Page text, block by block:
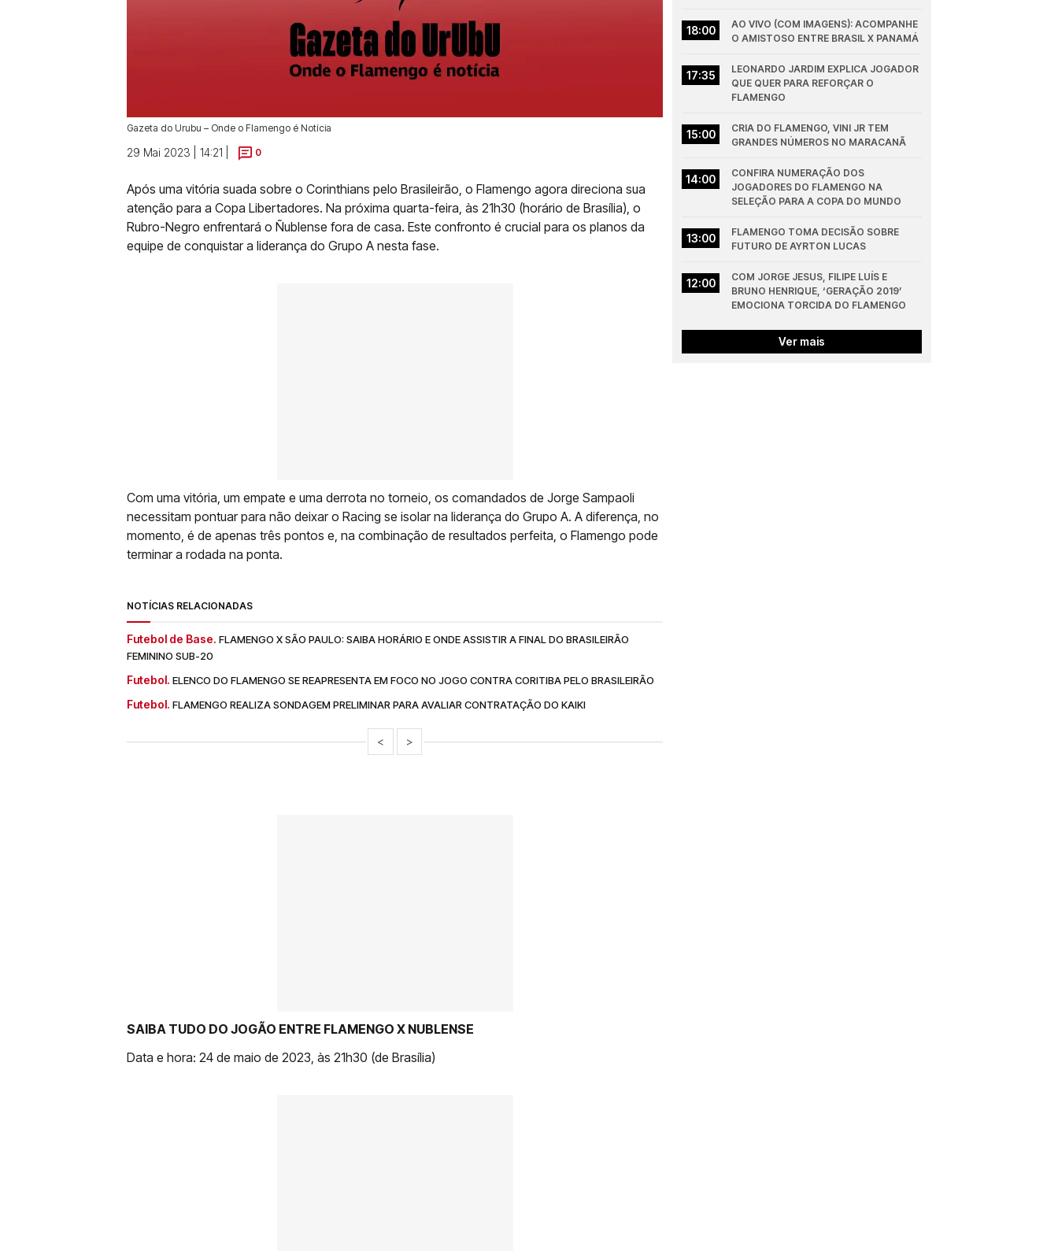
Gazeta do Urubu – Onde o Flamengo é Notícia
29 Mai 2023 | 14:21 | 0
Após uma vitória suada sobre o Corinthians pelo Brasileirão, o Flamengo agora direciona sua
atenção para a Copa Libertadores. Na próxima quarta-feira, às 21h30 (horário de Brasília), o
Rubro-Negro enfrentará o Ñublense fora de casa. Este confronto é crucial para os planos da
equipe de conquistar a liderança do Grupo A nesta fase.
Com uma vitória, um empate e uma derrota no torneio, os comandados de Jorge Sampaoli
necessitam pontuar para não deixar o Racing se isolar na liderança do Grupo A. A diferença, no
momento, é de apenas três pontos e, na combinação de resultados perfeita, o Flamengo pode
terminar a rodada na ponta.
NOTÍCIAS RELACIONADAS
Futebol de Base. FLAMENGO X SÃO PAULO: SAIBA HORÁRIO E ONDE ASSISTIR A FINAL DO BRASILEIRÃO
FEMININO SUB-20
Futebol. ELENCO DO FLAMENGO SE REAPRESENTA EM FOCO NO JOGO CONTRA CORITIBA PELO BRASILEIRÃO
Futebol. FLAMENGO REALIZA SONDAGEM PRELIMINAR PARA AVALIAR CONTRATAÇÃO DO KAIKI
< >
SAIBA TUDO DO JOGÃO ENTRE FLAMENGO X NUBLENSE
Data e hora: 24 de maio de 2023, às 21h30 (de Brasília)
18:00
AO VIVO (COM IMAGENS): ACOMPANHE
O AMISTOSO ENTRE BRASIL X PANAMÁ
17:35
LEONARDO JARDIM EXPLICA JOGADOR
QUE QUER PARA REFORÇAR O
FLAMENGO
15:00
CRIA DO FLAMENGO, VINI JR TEM
GRANDES NÚMEROS NO MARACANÃ
14:00
CONFIRA NUMERAÇÃO DOS
JOGADORES DO FLAMENGO NA
SELEÇÃO PARA A COPA DO MUNDO
13:00
FLAMENGO TOMA DECISÃO SOBRE
FUTURO DE AYRTON LUCAS
12:00
COM JORGE JESUS, FILIPE LUÍS E
BRUNO HENRIQUE, ‘GERAÇÃO 2019’
EMOCIONA TORCIDA DO FLAMENGO
Ver mais